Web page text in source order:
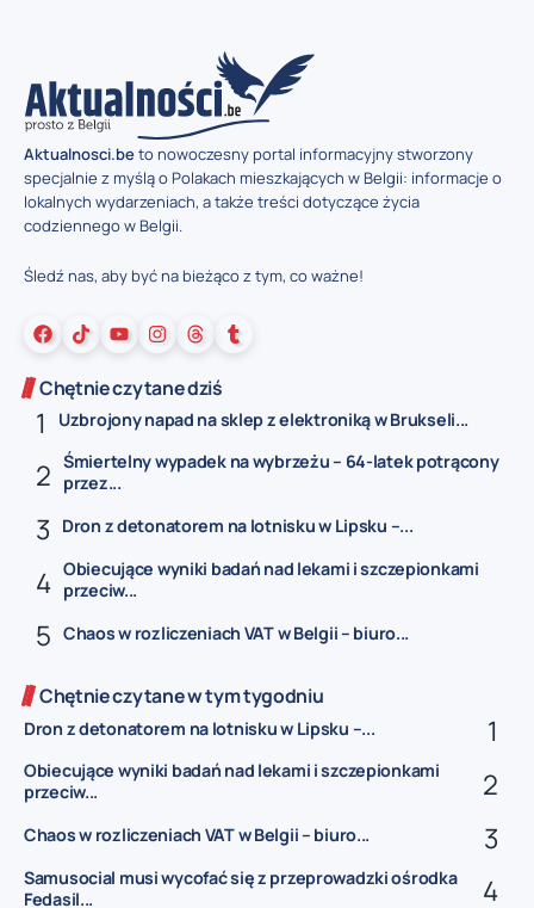
Aktualnosci.beto nowoczesny portal informacyjny stworzony
specjalnie z myślą o Polakach mieszkających w Belgii: informacje o
lokalnych wydarzeniach, a także treści dotyczące życia
codziennego w Belgii.
Śledź nas, aby być na bieżąco z tym, co ważne!
Chętnie czytane dziś
Uzbrojony napad na sklep z elektroniką w Brukseli...
Śmiertelny wypadek na wybrzeżu – 64-latek potrącony
przez...
Dron z detonatorem na lotnisku w Lipsku –...
Obiecujące wyniki badań nad lekami i szczepionkami
przeciw...
Chaos w rozliczeniach VAT w Belgii – biuro...
Chętnie czytane w tym tygodniu
Dron z detonatorem na lotnisku w Lipsku –...
Obiecujące wyniki badań nad lekami i szczepionkami
przeciw...
Chaos w rozliczeniach VAT w Belgii – biuro...
Samusocial musi wycofać się z przeprowadzki ośrodka
Fedasil...